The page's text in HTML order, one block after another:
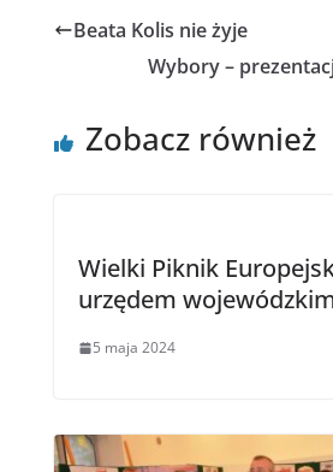
o r
Beata Kolis nie żyje
Wybory –
Zobacz również
Wielki Piknik
urzędem
5 maja 2024